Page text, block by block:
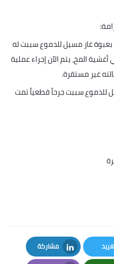
:
غاز مسيل للدموع سببت له
المخ، يتم الآن إجراء عملية
غير مستقرة.
للدموع سببت جرحاً قطعياً تمت
مشاركة
LinkedIn